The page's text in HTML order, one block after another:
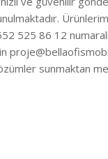
525 86 12 numaralı
sunmaktan